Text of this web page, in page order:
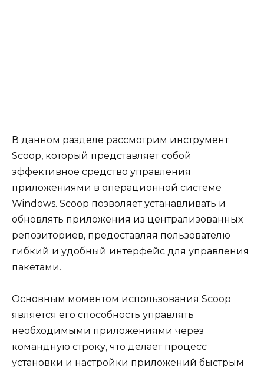
В данном разделе рассмотрим инструмент
Scoop, который представляет собой
эффективное средство управления
приложениями в операционной системе
Windows. Scoop позволяет устанавливать и
обновлять приложения из централизованных
репозиториев, предоставляя пользователю
гибкий и удобный интерфейс для управления
пакетами.
Основным моментом использования Scoop
является его способность управлять
необходимыми приложениями через
командную строку, что делает процесс
установки и настройки приложений быстрым